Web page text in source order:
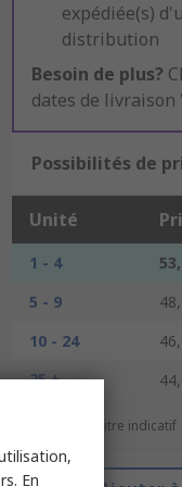
expédiée(s)
distribution
Besoin de plus?
dates de
Possibilités de
Unité
1 - 4
5 - 9
10 - 24
25 +
*Prix donné à titre indicatif
En